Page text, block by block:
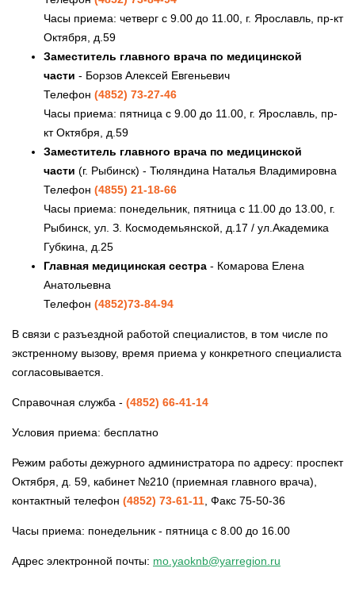
Часы приема: четверг с 9.00 до 11.00, г. Ярославль, пр-кт
Октября, д.59
Заместитель главного врача по медицинской
части - Борзов Алексей Евгеньевич
Телефон (4852) 73-27-46
Часы приема: пятница с 9.00 до 11.00, г. Ярославль, пр-
кт Октября, д.59
Заместитель главного врача по медицинской
части (г. Рыбинск) - Тюляндина Наталья Владимировна
Телефон (4855) 21-18-66
Часы приема: понедельник, пятница с 11.00 до 13.00, г.
Рыбинск, ул. З. Космодемьянской, д.17 / ул.Академика
Губкина, д.25
Главная медицинская сестра - Комарова Елена
Анатольевна
Телефон (4852)73-84-94
В связи с разъездной работой специалистов, в том числе по
экстренному вызову, время приема у конкретного специалиста
согласовывается.
Справочная служба - (4852) 66-41-14
Условия приема: бесплатно
Режим работы дежурного администратора по адресу: проспект
Октября, д. 59, кабинет №210 (приемная главного врача),
контактный телефон (4852) 73-61-11 , Факс 75-50-36
Часы приема: понедельник - пятница с 8.00 до 16.00
Адрес электронной почты: mo.yaoknb@yarregion.ru